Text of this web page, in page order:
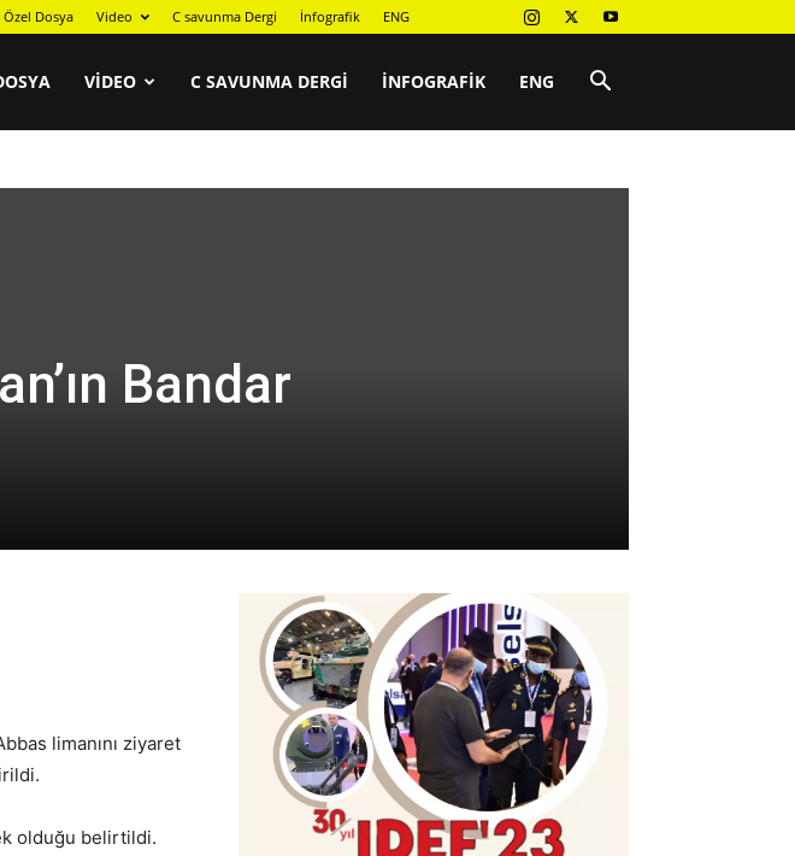
Özel Dosya Video C savunma Dergi İnfografik ENG
VIDEO C SAVUNMA DERGI İNFOGRAFIK ENG
Bandar
limanını ziyaret
olduğu belirtildi.